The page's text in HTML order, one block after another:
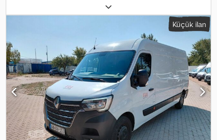
beyaz
sınıfı:Euro 6, koltuk sayısı:7, yükleme alanı uzunluğu:3.200 mm,
, Donanım:ABS,
elektronik denge programı (ESP), klima, merkezi kilitleme
Lütfen bizi WhatsUp/Viber üzerinden de arayın. E-posta:
Crsdpfxszr S Rij Ankef Bu araç, tüm bakım geçmişi kayıtlı olan uzun
dönemli araç parkurumuzdan biridir. Donanımlar: hız sabitleyici,
klima, Bluetooth multimedya sistemi, elektrikli aynalar ve camlar vb.
Küçük ilan